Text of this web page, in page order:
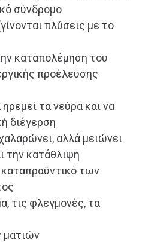
σύνδρομο
πλύσεις με το
καταπολέμηση του
προέλευσης
τα νεύρα και να
διέγερση
αλλά μειώνει
την κατάθλιψη
καταπραϋντικό των
τις φλεγμονές, τα
ματιών